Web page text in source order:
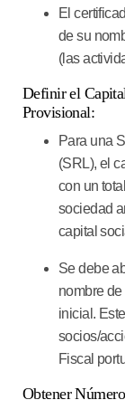
El
de su
(las
Definir el
Provisional:
Para una
(SRL), el
con un
sociedad
capital
Se debe
nombre
inicial.
socios/
Fiscal
Obtener